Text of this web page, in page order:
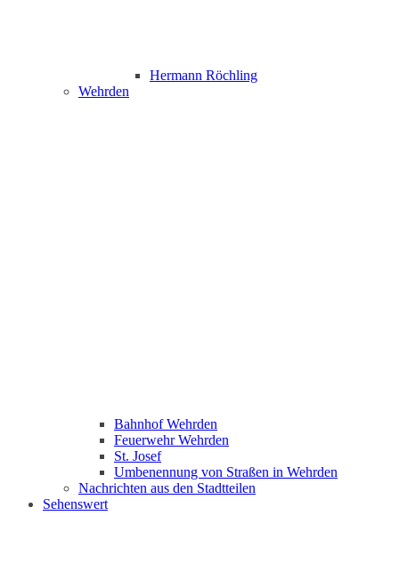
Hermann Röchling
Wehrden
Bahnhof Wehrden
Feuerwehr Wehrden
St. Josef
Umbenennung von Straßen in Wehrden
Nachrichten aus den Stadtteilen
Sehenswert